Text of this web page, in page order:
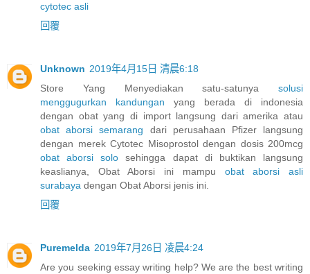
cytotec asli
回覆
Unknown 2019年4月15日 清晨6:18
Store Yang Menyediakan satu-satunya solusi
menggugurkan kandungan yang berada di indonesia
dengan obat yang di import langsung dari amerika atau
obat aborsi semarang dari perusahaan Pfizer langsung
dengan merek Cytotec Misoprostol dengan dosis 200mcg
obat aborsi solo sehingga dapat di buktikan langsung
keaslianya, Obat Aborsi ini mampu obat aborsi asli
surabaya dengan Obat Aborsi jenis ini.
回覆
Puremelda 2019年7月26日 凌晨4:24
Are you seeking essay writing help? We are the best writing